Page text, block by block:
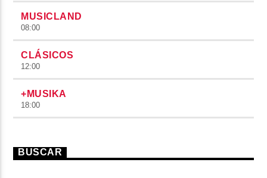
MUSICLAND
08:00
CLÁSICOS
12:00
+MUSIKA
18:00
BUSCAR